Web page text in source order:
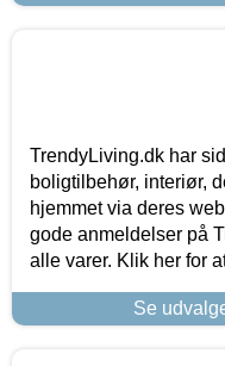
TrendyLiving.dk har
boligtilbehør, interiør,
hjemmet via deres
gode anmeldelser på
alle varer. Klik her for
Se